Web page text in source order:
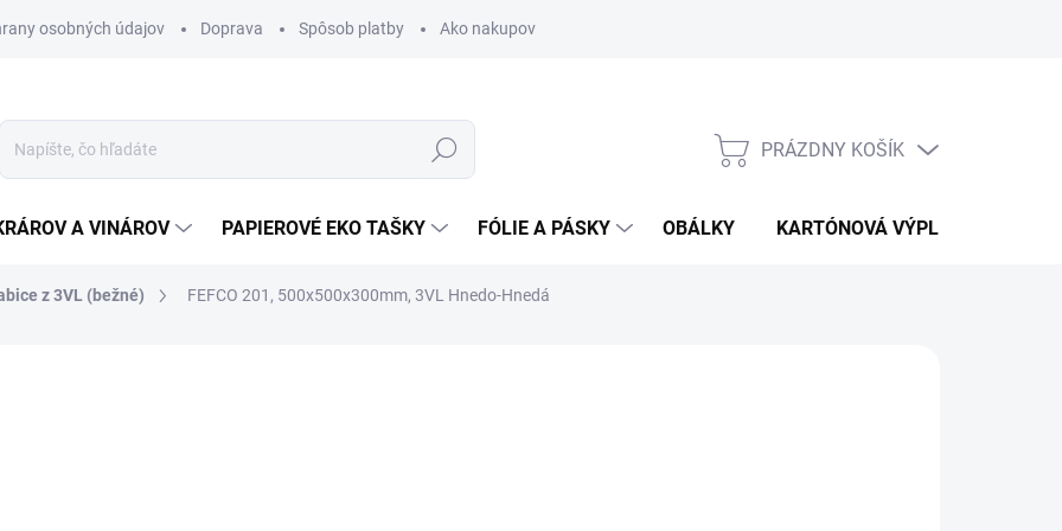
osobných údajov Doprava Spôsob platby Ako nakupovať
Hľadať
NÁKUPNÝ
PRÁZDNY KOŠÍK
A VINÁROV PAPIEROVÉ EKO TAŠKY FÓLIE A PÁSKY OBÁLKY KARTÓNOVÁ VÝPLŇ
z 3VL (bežné) FEFCO 201, 500x500x300mm, 3VL Hnedo-Hnedá